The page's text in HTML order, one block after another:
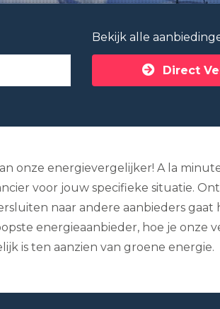
Bekijk alle
Direct
onze energievergelijker! A la
voor jouw specifieke situatie.
naar andere aanbieders gaat
energieaanbieder, hoe je onze
is ten aanzien van groene energie.